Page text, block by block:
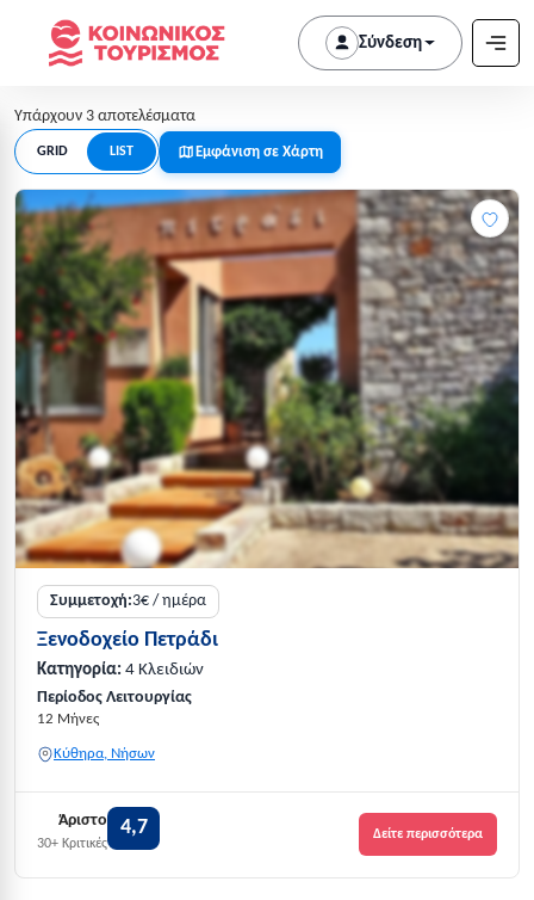
Σύνδεση
Υπάρχουν 3 αποτελέσματα
GRID LIST Εμφάνιση σε Χάρτη
Συμμετοχή:3€ / ημέρα
Ξενοδοχείο Πετράδι
Κατηγορία: 4 Κλειδιών
Περίοδος Λειτουργίας
12 Μήνες
Κύθηρα, Νήσων
Άριστο
30+ Κριτικές
4,7 Δείτε περισσότερα